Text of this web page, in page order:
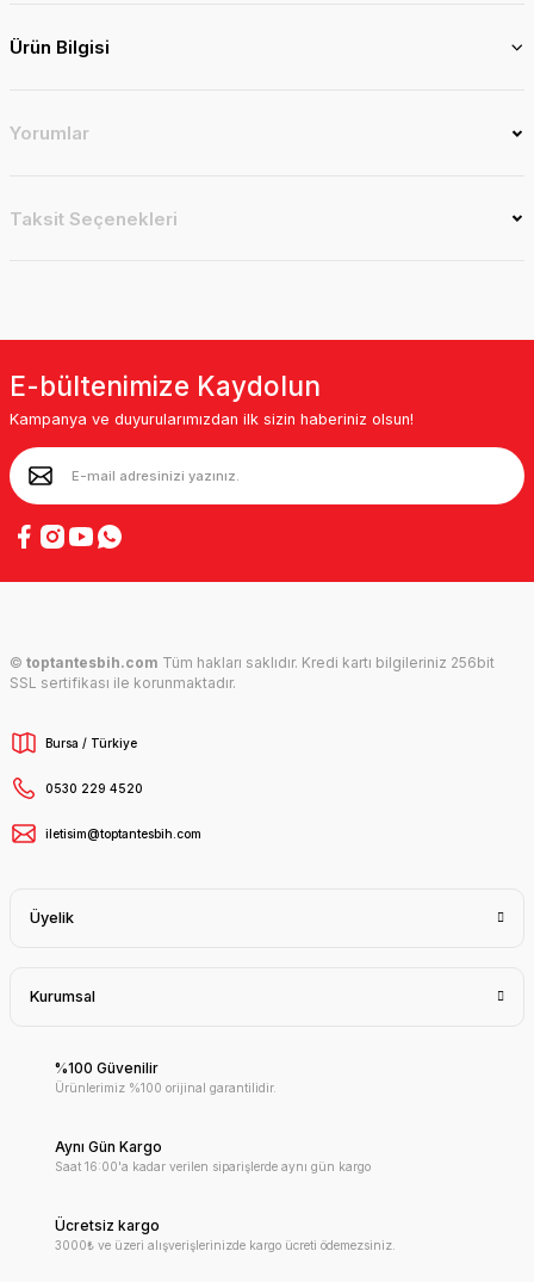
Ürün Bilgisi
Yorumlar
Taksit Seçenekleri
E-bültenimize Kaydolun
Kampanya ve duyurularımızdan ilk sizin haberiniz olsun!
© toptantesbih.com Tüm hakları saklıdır. Kredi kartı bilgileriniz 256bit
SSL sertifikası ile korunmaktadır.
Bursa / Türkiye
0530 229 4520
iletisim@toptantesbih.com
Üyelik
Kurumsal
%100 Güvenilir
Ürünlerimiz %100 orijinal garantilidir.
Aynı Gün Kargo
Saat 16:00'a kadar verilen siparişlerde aynı gün kargo
Ücretsiz kargo
3000₺ ve üzeri alışverişlerinizde kargo ücreti ödemezsiniz.